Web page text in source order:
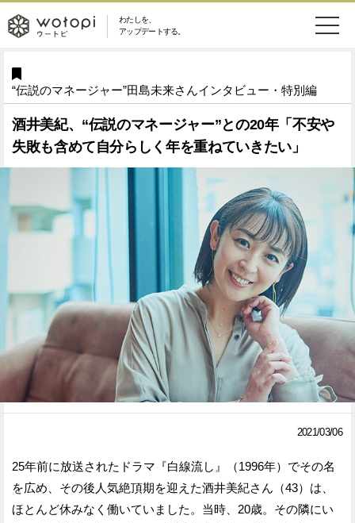
わたしを、
アップデートする。
wotopi
-
ウ
ー
ト
メ
ニ
ュ
ー
美容・コスメ 妊娠・出産
健康 ワークスタイル
ファッション
ソーシャル SDGs
検
ウートピとは？
Facebook
ェ
ア
Twitter
ェ
ア
“伝説のマネージャー”田島未来さんインタビュー・特別編
酒井美紀、“伝説のマネージャー”との20年「不安や
失敗も含めて自分らしく年を重ねていきたい」
2021/03/06
25年前に放送されたドラマ『白線流し』（1996年）でその名
を広め、その後人気絶頂期を迎えた酒井美紀さん（43）は、
ほとんど休みなく働いていました。当時、20歳。その隣にい